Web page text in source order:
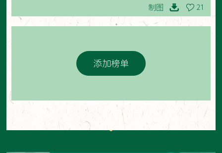
制图 21
添加榜单